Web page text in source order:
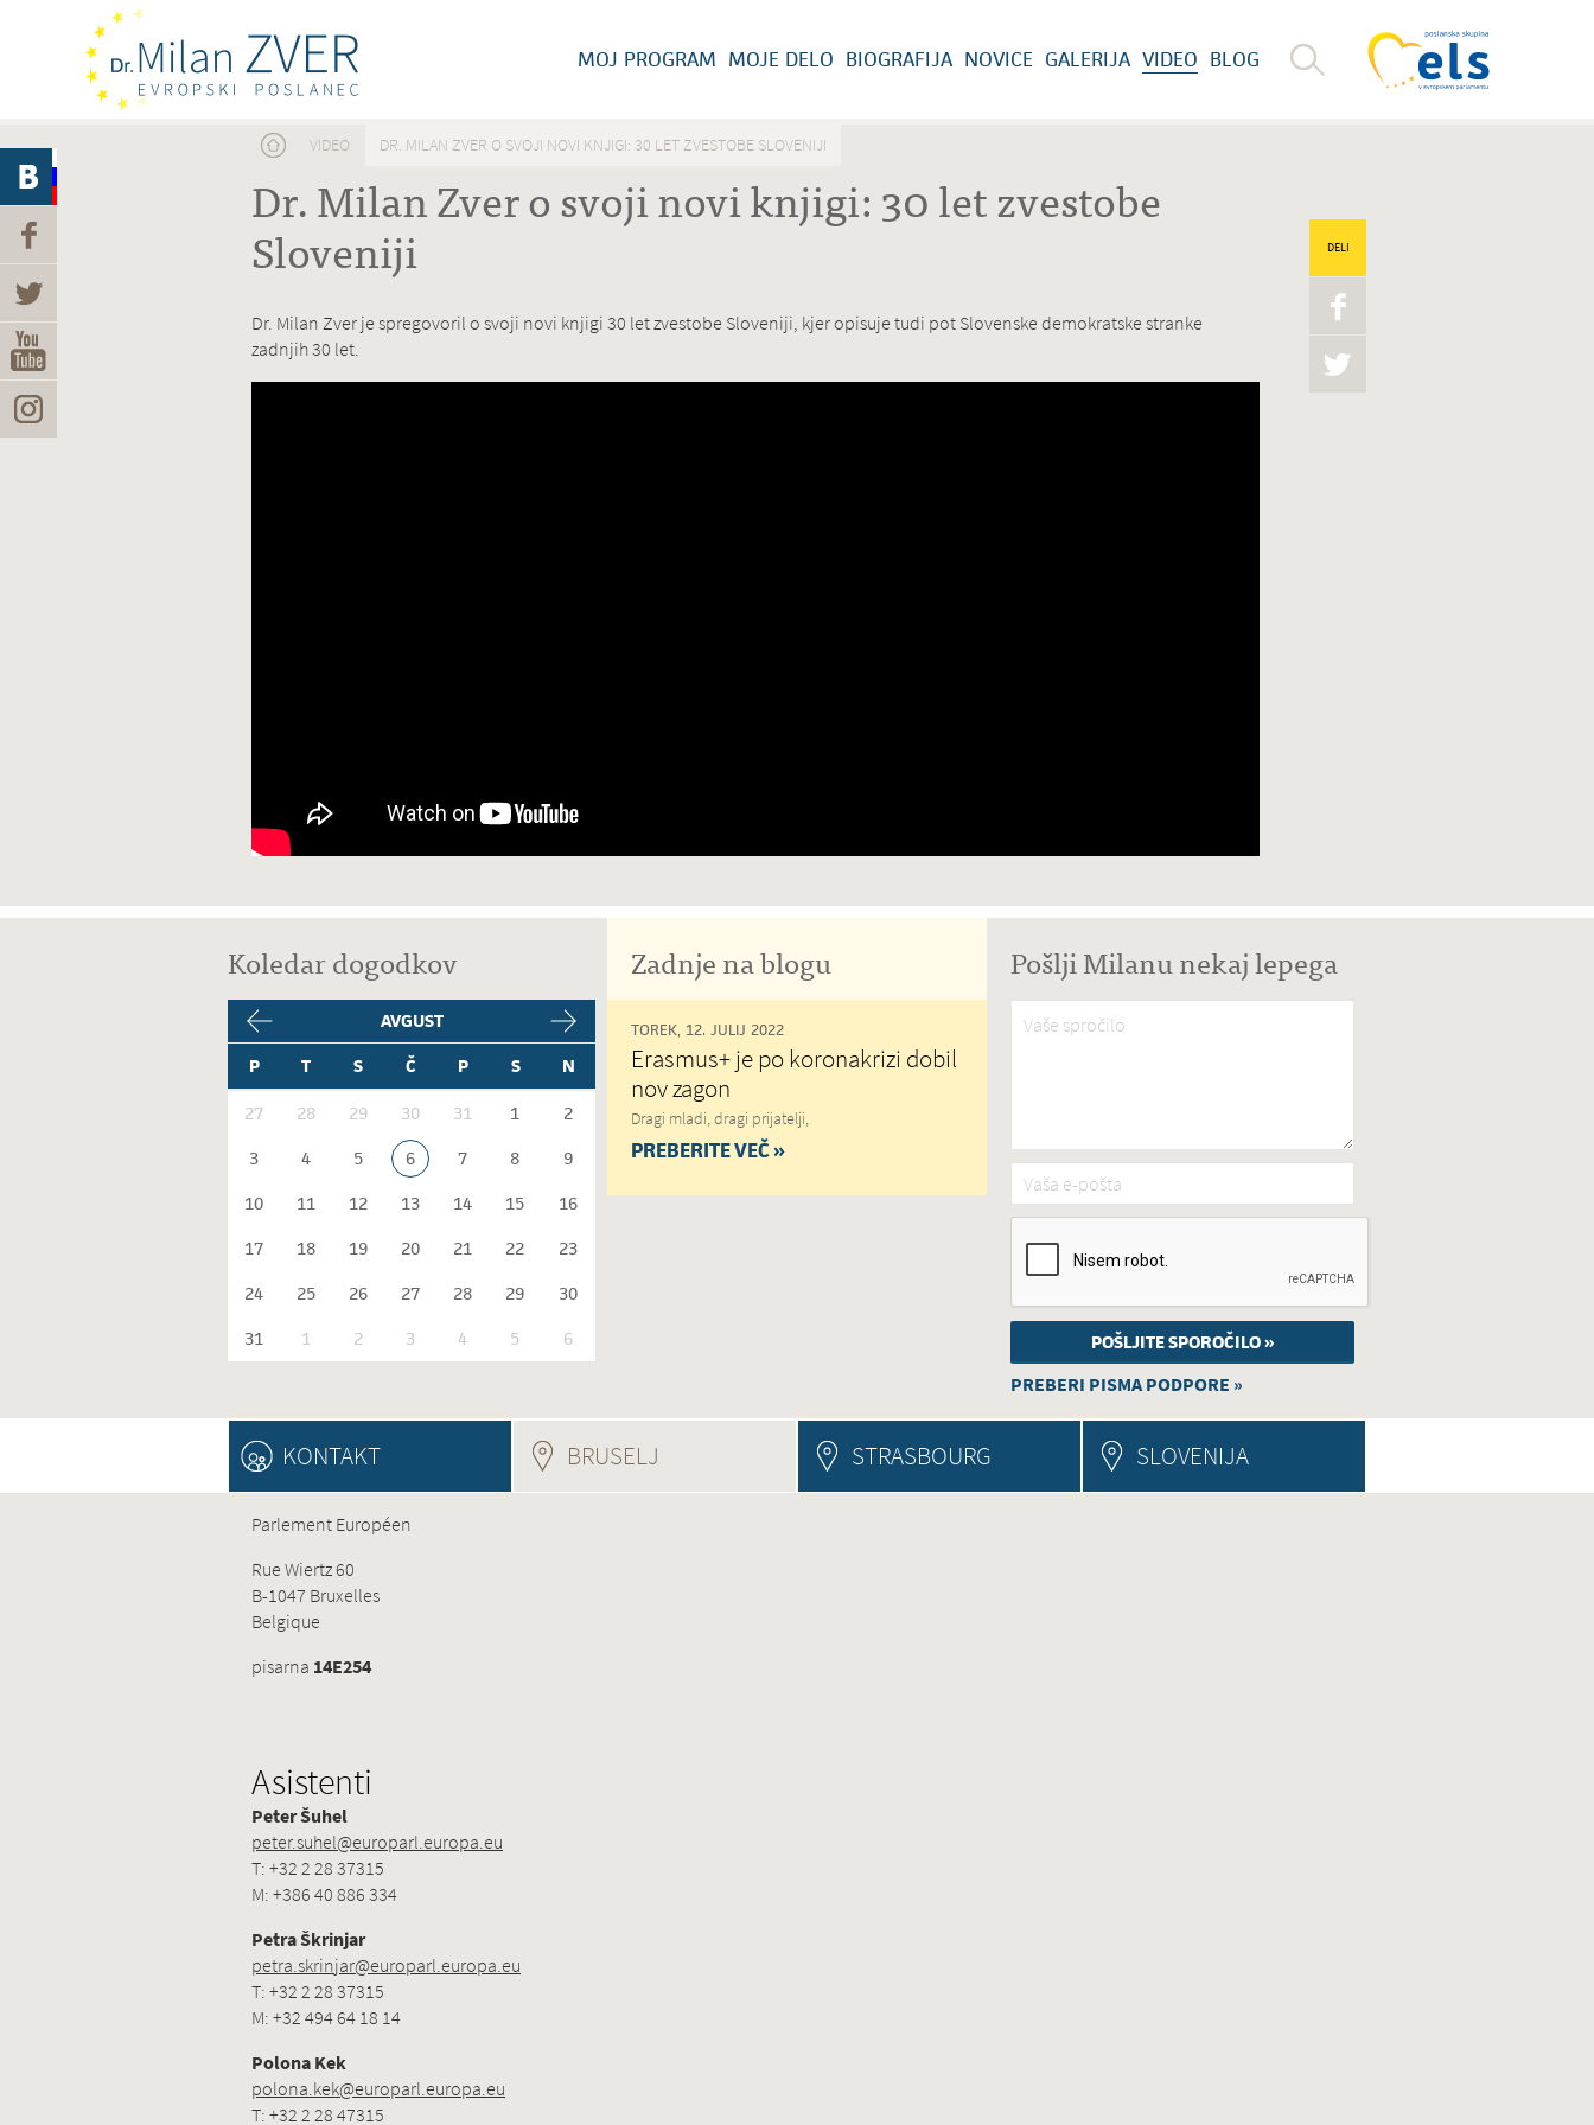
MOJ PROGRAM MOJE DELO BIOGRAFIJA NOVICE GALERIJA VIDEO BLOG
Nahajate se tukaj
VIDEO DR. MILAN ZVER O SVOJI NOVI KNJIGI: 30 LET ZVESTOBE SLOVENIJI
Dr. Milan Zver o svoji novi knjigi: 30 let zvestobe
Sloveniji DELI
Dr. Milan Zver je spregovoril o svoji novi knjigi 30 let zvestobe Sloveniji, kjer opisuje tudi pot Slovenske demokratske stranke
zadnjih 30 let.
Koledar dogodkov
AVGUST
P
T S Č P S N
27 28 29 30 31 1
2
3
4 5 6 7 8
9
10
11 12 13 14 15
16
17
18 19 20 21 22
23
24
25 26 27 28 29
30
31
1 2 3 4 5 6
Zadnje na blogu
TOREK, 12. JULIJ 2022
Erasmus+ je po koronakrizi dobil
nov zagon
Dragi mladi, dragi prijatelji,
PREBERITE VEČ »
Pošlji Milanu nekaj lepega
Vaše spročilo*
Vaša e-pošta*
PREBERI PISMA PODPORE »
KONTAKT BRUSELJ STRASBOURG SLOVENIJA
Parlement Européen
Rue Wiertz 60
B-1047 Bruxelles
Belgique
pisarna 14E254
Asistenti
Peter Šuhel
peter.suhel@europarl.europa.eu
T: +32 2 28 37315
M: +386 40 886 334
Petra Škrinjar
petra.skrinjar@europarl.europa.eu
T: +32 2 28 37315
M: +32 494 64 18 14
Polona Kek
polona.kek@europarl.europa.eu
T: +32 2 28 47315